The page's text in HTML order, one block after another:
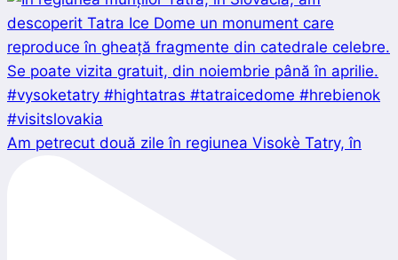
Am petrecut două zile în regiunea Visokè Tatry, în